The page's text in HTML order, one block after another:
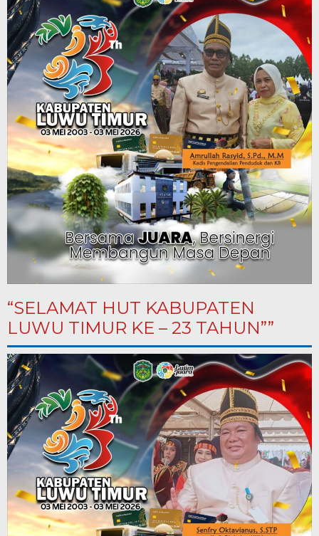
“SELAMAT HUT KABUPATEN
LUWU TIMUR KE – 23 TAHUN””